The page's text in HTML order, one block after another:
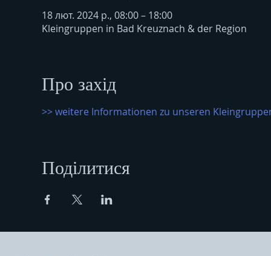
18 лют. 2024 р., 08:00 – 18:00
Kleingruppen in Bad Kreuznach & der Region
Про захід
>> weitere Informationen zu unseren
Поділитися